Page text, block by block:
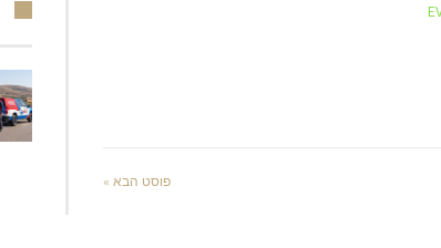
פוסט הבא »